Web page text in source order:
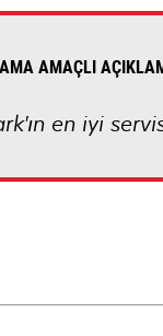
AMAÇLI
en iyi